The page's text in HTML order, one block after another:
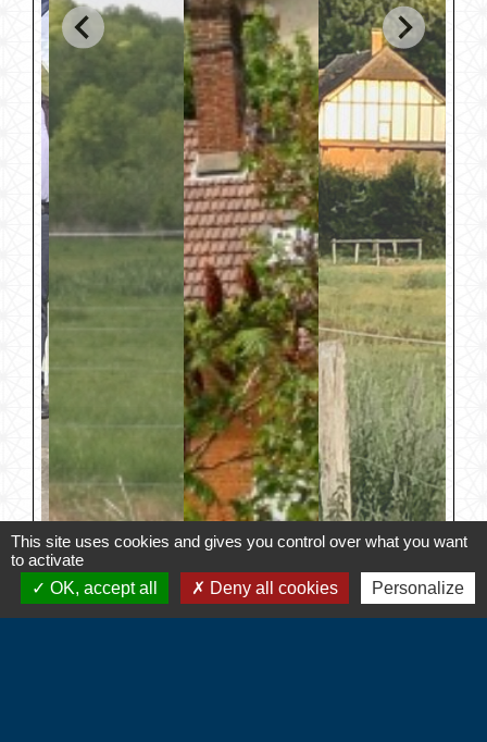
This site uses cookies and gives you control over what you want
to activate
OK, accept all
Deny all cookies Personalize